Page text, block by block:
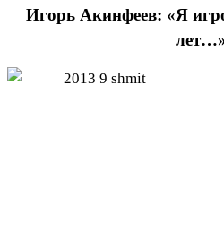
Игорь Акинфеев: «Я